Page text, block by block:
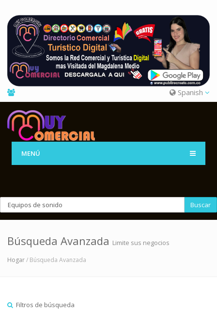
Spanish
MENÚ
Buscar
Búsqueda Avanzada Limite sus negocios
Hogar/ Búsqueda Avanzada
Filtros de búsqueda